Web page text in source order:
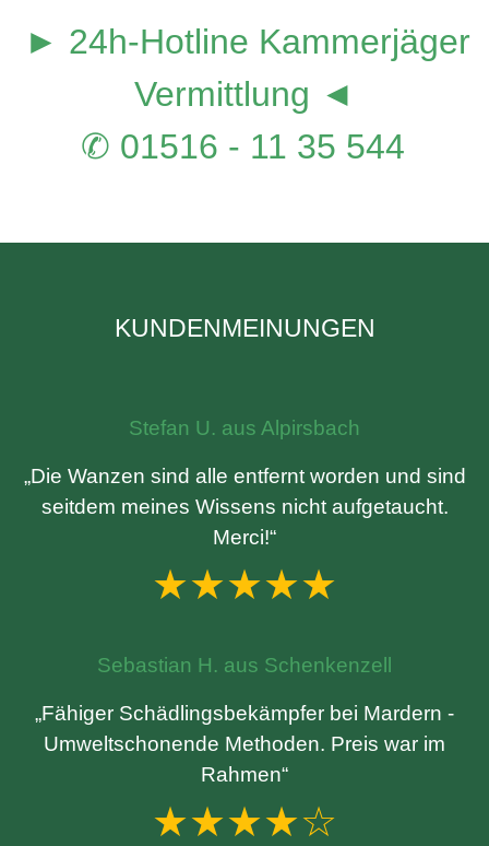
► 24h-Hotline Kammerjäger
Vermittlung ◄
✆ 01516 - 11 35 544
KUNDENMEINUNGEN
Stefan U. aus Alpirsbach
„Die Wanzen sind alle entfernt worden und sind
seitdem meines Wissens nicht aufgetaucht.
Merci!“
★★★★★
Sebastian H. aus Schenkenzell
„Fähiger Schädlingsbekämpfer bei Mardern -
Umweltschonende Methoden. Preis war im
Rahmen“
★★★★☆